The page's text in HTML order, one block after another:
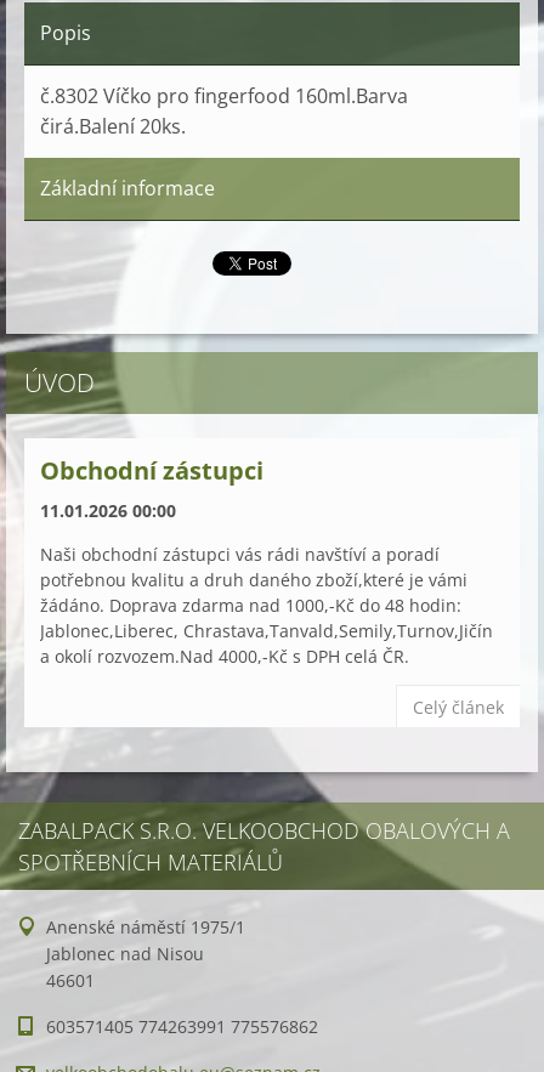
Popis
č.8302 Víčko pro fingerfood 160ml.Barva
čirá.Balení 20ks.
Základní informace
ÚVOD
Obchodní zástupci
11.01.2026 00:00
Naši obchodní zástupci vás rádi navštíví a poradí
potřebnou kvalitu a druh daného zboží,které je vámi
žádáno. Doprava zdarma nad 1000,-Kč do 48 hodin:
Jablonec,Liberec, Chrastava,Tanvald,Semily,Turnov,Jičín
a okolí rozvozem.Nad 4000,-Kč s DPH celá ČR.
Celý článek
ZABALPACK S.R.O. VELKOOBCHOD OBALOVÝCH A
SPOTŘEBNÍCH MATERIÁLŮ
Anenské náměstí 1975/1
Jablonec nad Nisou
46601
603571405 774263991 775576862